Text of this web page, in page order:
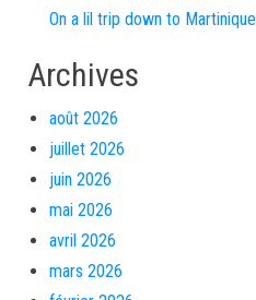
On a lil trip down to Martinique
Archives
août 2026
juillet 2026
juin 2026
mai 2026
avril 2026
mars 2026